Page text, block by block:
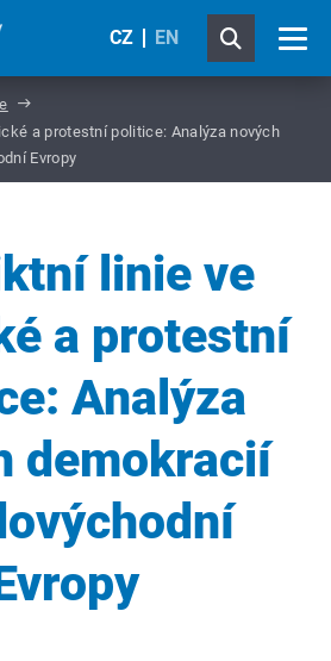
CZ EN
a protestní politice: Analýza nových
Evropy
linie ve
a protestní
Analýza
demokracií